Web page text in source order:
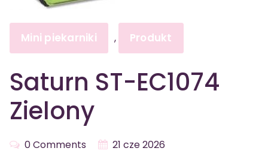
Mini piekarniki , Produkt
Saturn ST-EC1074
Zielony
0 Comments 21 cze 2026